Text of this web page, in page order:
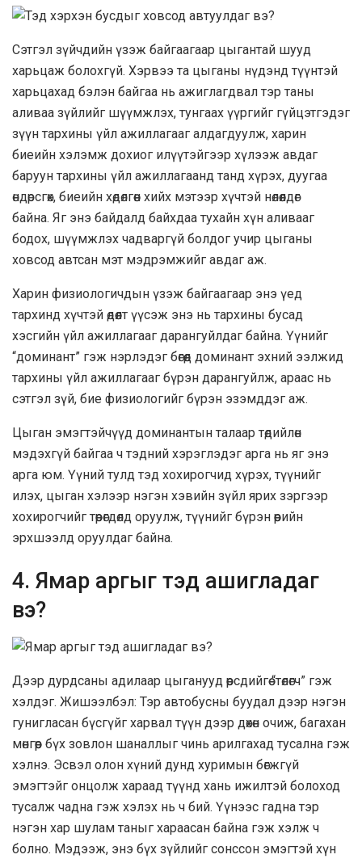
Сэтгэл зүйчдийн үзэж байгаагаар цыгантай шууд
харьцаж болохгүй. Хэрвээ та цыганы нүдэнд түүнтэй
харьцахад бэлэн байгаа нь ажиглагдвал тэр таны
аливаа зүйлийг шүүмжлэх, тунгаах үүргийг гүйцэтгэдэг
зүүн тархины үйл ажиллагааг алдагдуулж, харин
биеийн хэлэмж дохиог илүүтэйгээр хүлээж авдаг
баруун тархины үйл ажиллагаанд танд хүрэх, дуугаа
өндөрсгөх, биеийн хөдөлгөөн хийх мэтээр хүчтэй нөлөөлдөг
байна. Яг энэ байдалд байхдаа тухайн хүн аливааг
бодох, шүүмжлэх чадваргүй болдог учир цыганы
ховсод автсан мэт мэдрэмжийг авдаг аж.
Харин физиологичдын үзэж байгаагаар энэ үед
тархинд хүчтэй өдөөлт үүсэж энэ нь тархины бусад
хэсгийн үйл ажиллагааг дарангуйлдаг байна. Үүнийг
“доминант” гэж нэрлэдэг бөгөөд доминант эхний ээлжид
тархины үйл ажиллагааг бүрэн дарангуйлж, араас нь
сэтгэл зүй, бие физиологийг бүрэн эзэмддэг аж.
Цыган эмэгтэйчүүд доминантын талаар төдийлөн
мэдэхгүй байгаа ч тэдний хэрэглэдэг арга нь яг энэ
арга юм. Үүний тулд тэд хохирогчид хүрэх, түүнийг
илэх, цыган хэлээр нэгэн хэвийн зүйл ярих зэргээр
хохирогчийг төөрөгдөлд оруулж, түүнийг бүрэн өөрийн
эрхшээлд оруулдаг байна.
4. Ямар аргыг тэд ашигладаг
вэ?
Дээр дурдсаны адилаар цыганууд өөрсдийгөө “төлөгч” гэж
хэлдэг. Жишээлбэл: Тэр автобусны буудал дээр нэгэн
гунигласан бүсгүйг харвал түүн дээр дөхөн очиж, багахан
мөнгөөр бүх зовлон шаналлыг чинь арилгахад тусална гэж
хэлнэ. Эсвэл олон хүний дунд хуримын бөгжгүй
эмэгтэйг онцолж хараад түүнд хань ижилтэй болоход
тусалж чадна гэж хэлэх нь ч бий. Үүнээс гадна тэр
нэгэн хар шулам таныг хараасан байна гэж хэлж ч
болно. Мэдээж, энэ бүх зүйлийг сонссон эмэгтэй хүн